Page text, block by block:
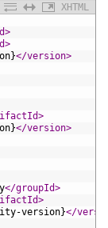
XHTML
</version>
</version>
</groupId>
version}</